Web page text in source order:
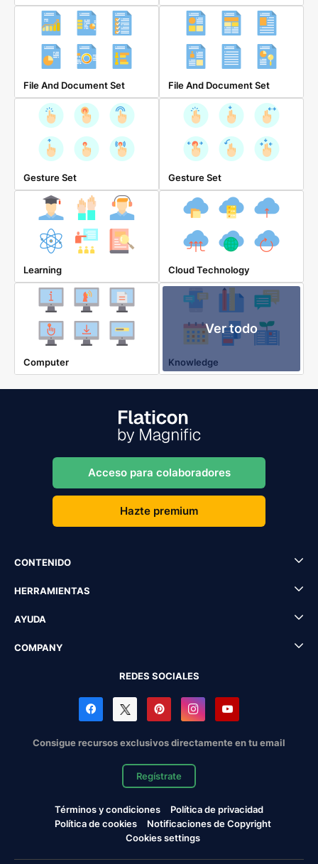
File And Document Set File And Document Set
Gesture Set Gesture Set
Learning Cloud Technology
Computer
Ver todo
Knowledge
Acceso para colaboradores
Hazte premium
CONTENIDO
HERRAMIENTAS
AYUDA
COMPANY
REDES SOCIALES
Consigue recursos exclusivos directamente en tu email
Regístrate
Términos y condiciones
Política de privacidad
Política de cookies
Notificaciones de Copyright
Cookies settings